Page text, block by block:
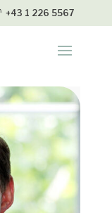
+43 1 226 5567